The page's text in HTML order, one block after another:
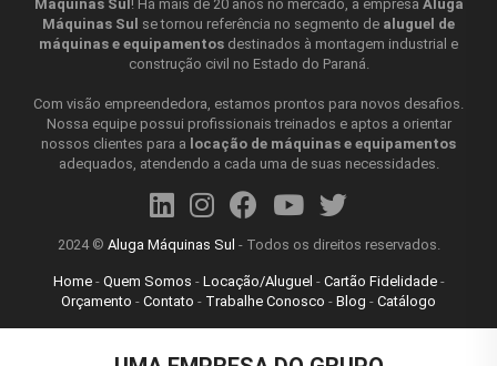
determinar a distância entre duas superfícies paralelas. Ele é
composto por duas hastes planas e paralelas, com pontas
de medição em ambos os lados, e um mecanismo de ajuste
que permite que as hastes sejam abertas ou fechadas para
se adaptarem à espessura do objeto que está sendo
medido. Ocalibre de folgaé usado em várias aplicações,
incluindo na indústria automotiva para medir a folga entre
as peças, na fabricação de produtos eletrônicos para medir
a espessura dos circuitos impressos e na produção de
peças de metal para garantir que elas atendam às
especificações de espessura. Existem vários tipos de
ajustável. Os calibres de folga fixa têm uma distância
específica entre as hastes, enquanto os calibres de folga
ajustável permitem que a distância entre as hastes seja
alterada para se adequar a diferentes espessuras de
Máquinas Sul ! Há mais de 20 anos no mercado, a empresa Aluga
Máquinas Sul se tornou referência no segmento de aluguel de
máquinas e equipamentos destinados à montagem industrial e
construção civil no Estado do Paraná.
Com visão empreendedora, estamos prontos para novos desafios.
Nossa equipe possui profissionais treinados e aptos a orientar
nossos clientes para a locação de máquinas e equipamentos
adequados, atendendo a cada uma de suas necessidades.
2024 © Aluga Máquinas Sul - Todos os direitos reservados.
Home- Quem Somos - Locação/Aluguel - Cartão Fidelidade-
Orçamento - Contato - Trabalhe Conosco - Blog - Catálogo
Controle a sua privacidade